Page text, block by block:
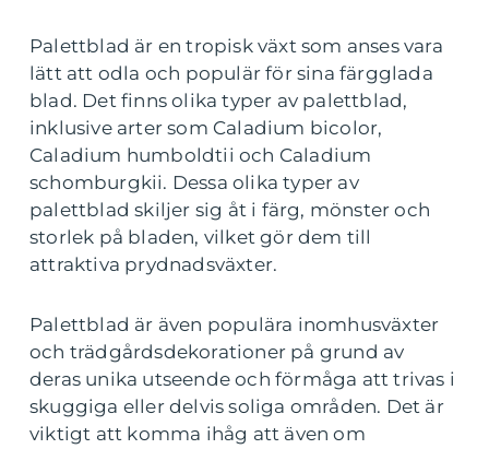
Palettblad är en tropisk växt som anses vara
lätt att odla och populär för sina färgglada
blad. Det finns olika typer av palettblad,
inklusive arter som Caladium bicolor,
Caladium humboldtii och Caladium
schomburgkii. Dessa olika typer av
palettblad skiljer sig åt i färg, mönster och
storlek på bladen, vilket gör dem till
attraktiva prydnadsväxter.
Palettblad är även populära inomhusväxter
och trädgårdsdekorationer på grund av
deras unika utseende och förmåga att trivas i
skuggiga eller delvis soliga områden. Det är
viktigt att komma ihåg att även om